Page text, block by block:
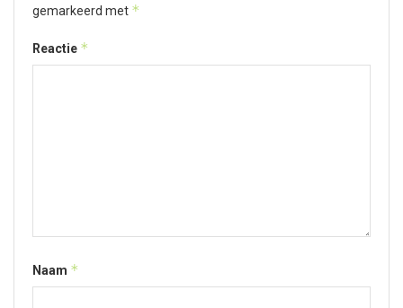
gemarkeerd met *
Reactie *
Naam *